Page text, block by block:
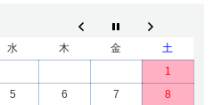
水 木 金
土
1
5 6 7
8